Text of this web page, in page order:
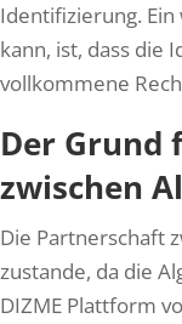
Identifizierung.
kann, ist, dass die
vollkommene
Der Grund
zwischen
Die Partnerschaft
zustande, da die
DIZME Plattform